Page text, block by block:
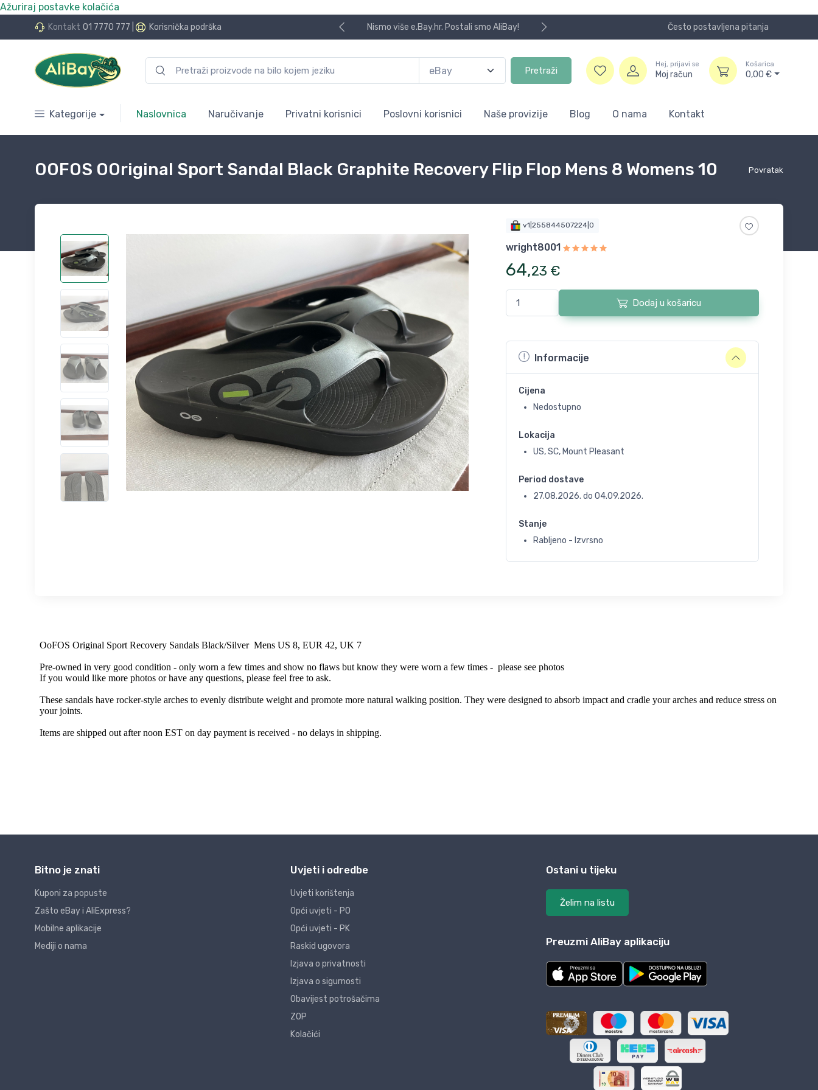
Ažuriraj postavke kolačića
Kontakt 01 7770 777 Korisnička podrška
24 rate bez kamata Nismo više e.Bay.hr. Postali smo AliBay! Često postavljena pitanja
Pretraži
Hej, prijavi se
Moj račun
Košarica
0,00 €
Kategorije Naslovnica Naručivanje Privatni korisnici Poslovni korisnici Naše provizije Blog O nama Kontakt
Povratak
OOFOS OOriginal Sport Sandal Black Graphite Recovery Flip Flop Mens 8 Womens 10
v1|255844507224|0
wright8001
64,23 €
Dodaj u košaricu
Informacije
Cijena
Nedostupno
Lokacija
US, SC, Mount Pleasant
Period dostave
27.08.2026. do 04.09.2026.
Stanje
Rabljeno - Izvrsno
Bitno je znati
Kuponi za popuste
Zašto eBay i AliExpress?
Mobilne aplikacije
Mediji o nama
Uvjeti i odredbe
Uvjeti korištenja
Opći uvjeti - PO
Opći uvjeti - PK
Raskid ugovora
Izjava o privatnosti
Izjava o sigurnosti
Obavijest potrošačima
ZOP
Kolačići
Ostani u tijeku
Želim na listu
Preuzmi AliBay aplikaciju